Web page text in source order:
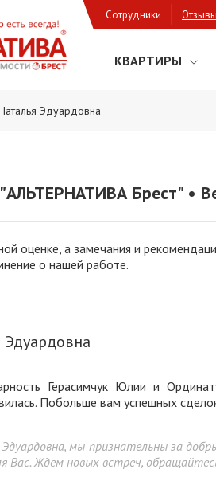
Сотрудники Отзывы
КВАРТИРЫ
Эдуардовна
Брест" •
оценке, а замечания и
о нашей работе.
Эдуардовна
Герасимчук Юлии и
Побольше вам успешных
мы признательны за
Вас. Ждем новых встреч,